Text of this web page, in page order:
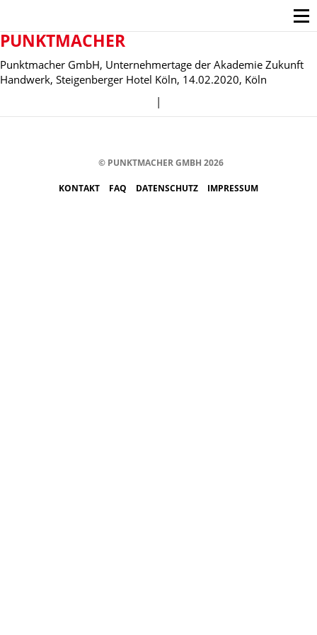
PUNKTMACHER
Punktmacher GmbH, Unternehmertage der Akademie Zukunft
Handwerk, Steigenberger Hotel Köln, 14.02.2020, Köln
|
© PUNKTMACHER GMBH 2026
KONTAKT FAQ DATENSCHUTZ IMPRESSUM